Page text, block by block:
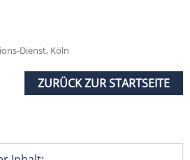
Dienst, Köln
ZURÜCK ZUR STARTSEITE